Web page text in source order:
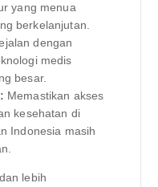
yang menua
berkelanjutan.
dengan
medis
besar.
Memastikan akses
kesehatan di
Indonesia masih
lebih